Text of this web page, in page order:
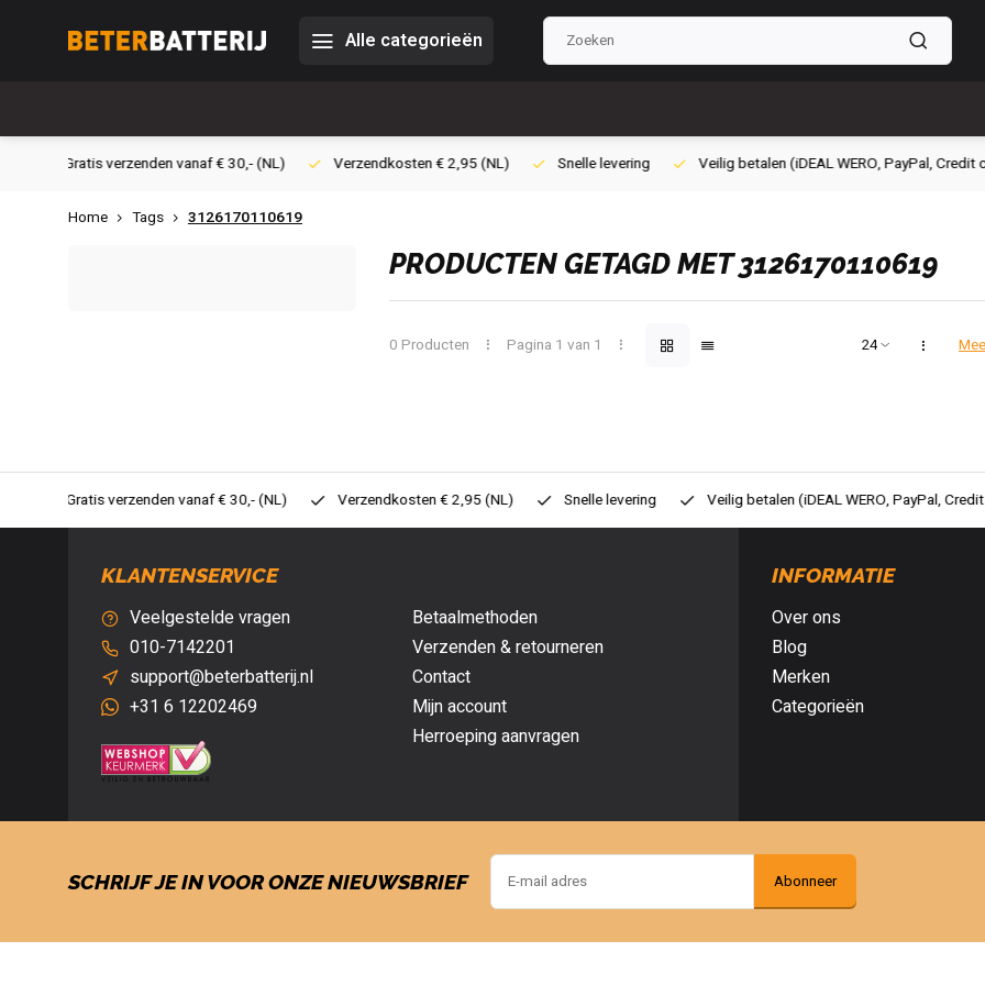
Alle categorieën
Verzendkosten € 2,95 (NL) Snelle levering Veilig betalen (iDEAL WERO, PayPal, Credit card of Achteraf betalen)
Home Tags 3126170110619
PRODUCTEN GETAGD MET 3126170110619
0 Producten Pagina 1 van 1
Verzendkosten € 2,95 (NL) Snelle levering Veilig betalen (iDEAL WERO, PayPal, Credit card of Achteraf betalen)
KLANTENSERVICE
Veelgestelde vragen
010-7142201
support@beterbatterij.nl
+31 6 12202469
Betaalmethoden
Verzenden & retourneren
Contact
Mijn account
Herroeping aanvragen
INFORMATIE
Over ons
Blog
Merken
Categorieën
SCHRIJF JE IN VOOR ONZE NIEUWSBRIEF Abonneer